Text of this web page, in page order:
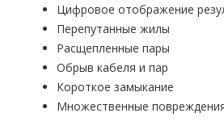
Цифровое отображение
Перепутанные жилы
Расщепленные пары
Обрыв кабеля и пар
Короткое замыкание
Множественные